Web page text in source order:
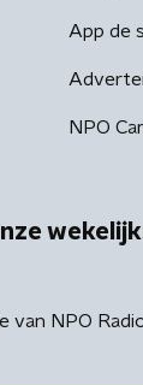
App de
NPO
van NPO